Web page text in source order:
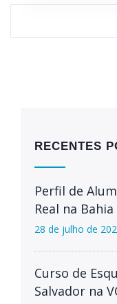
RECENTES
Perfil de
Real na Bahia
28 de julho de
Curso de
Salvador na